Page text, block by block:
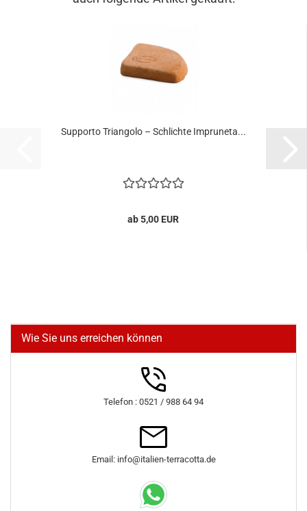
Supporto Triangolo – Schlichte Impruneta...
ab 5,00 EUR
Wie Sie uns erreichen können
Telefon : 0521 / 988 64 94
Email: info@italien-terracotta.de